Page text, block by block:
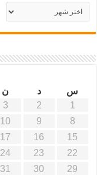
أرشيف
موقع
س
د ن
1
2
3
8
9
10
15
16
17
22
23
24
29
30
31